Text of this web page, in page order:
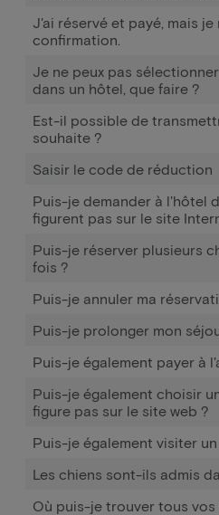
J'ai réservé et payé, mais
confirmation.
Je ne peux pas
dans un hôtel, que faire ?
Est-il possible de
souhaite ?
Saisir le code de réduction
Puis-je demander à l'hôtel
figurent pas sur le site
Puis-je réserver plusieurs
fois ?
Puis-je annuler ma
Puis-je prolonger mon
Puis-je également payer à
Puis-je également choisir
figure pas sur le site web ?
Puis-je également visiter
Les chiens sont-ils admis
Où puis-je trouver tous